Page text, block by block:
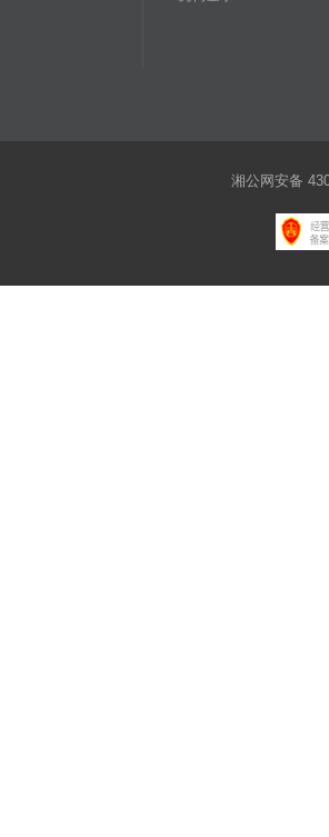
湘公网安备